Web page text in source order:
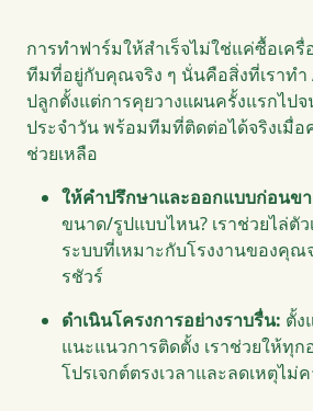
การทำฟาร์มให้สำเร็จไม่ใช่แค่ซื้อเ
ทีมที่อยู่กับคุณจริง ๆ นั่นคือสิ่งที่เราท
ปลูกตั้งแต่การคุยวางแผนครั้งแรกไป
ประจำวัน พร้อมทีมที่ติดต่อได้จริงเมื่
ช่วยเหลือ
ให้คำปรึกษาและออกแบบก่อนข
ขนาด/รูปแบบไหน? เราช่วยไล่ตั
ระบบที่เหมาะกับโรงงานของคุณ
รชัวร์
ดำเนินโครงการอย่างราบรื่น: ตั้ง
แนะแนวการติดตั้ง เราช่วยให้ทุก
โปรเจกต์ตรงเวลาและลดเหตุไม่